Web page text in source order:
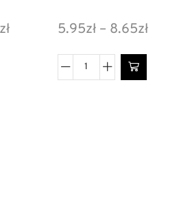
zł 5.95zł – 8.65zł